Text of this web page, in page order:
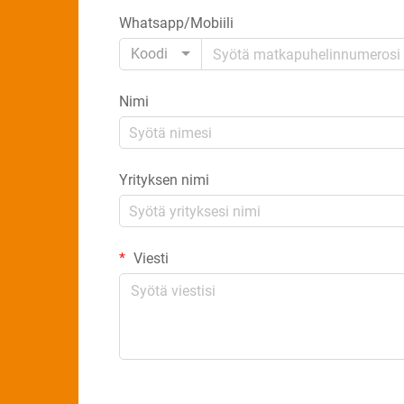
Whatsapp/Mobiili
Koodi
Nimi
Yrityksen nimi
Viesti